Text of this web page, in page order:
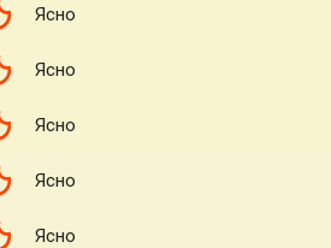
Ясно
Ясно
Ясно
Ясно
Ясно